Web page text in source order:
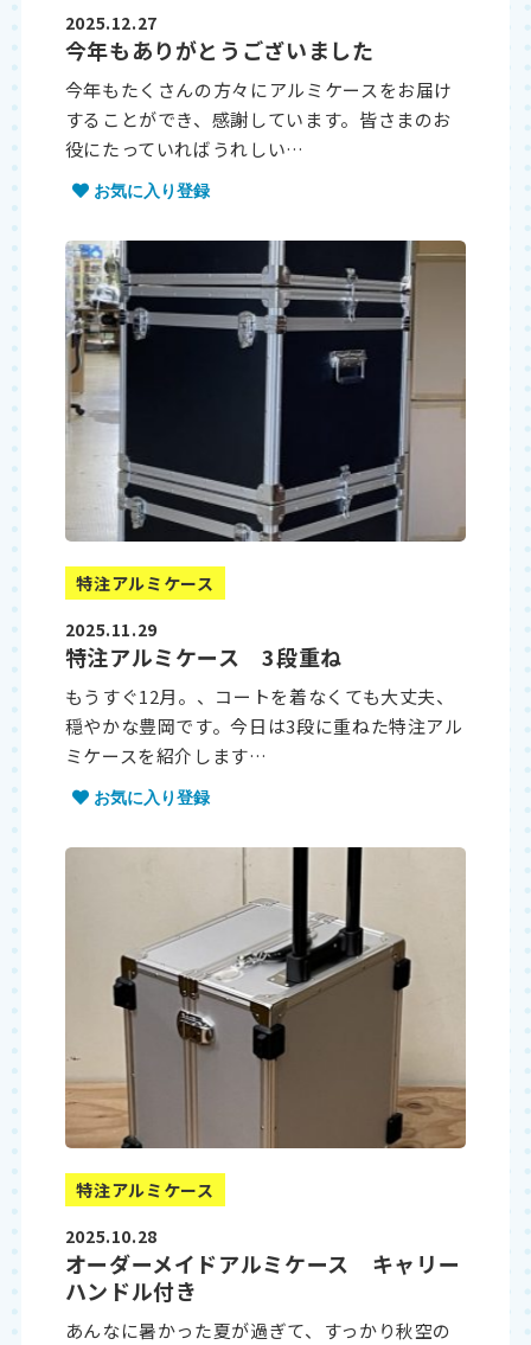
2025.12.27
今年もありがとうございました
今年もたくさんの方々にアルミケースをお届け
することができ、感謝しています。皆さまのお
役にたっていればうれしい…
お気に入り登録
特注アルミケース
2025.11.29
特注アルミケース 3段重ね
もうすぐ12月。、コートを着なくても大丈夫、
穏やかな豊岡です。今日は3段に重ねた特注アル
ミケースを紹介します…
お気に入り登録
特注アルミケース
2025.10.28
オーダーメイドアルミケース キャリー
ハンドル付き
あんなに暑かった夏が過ぎて、すっかり秋空の